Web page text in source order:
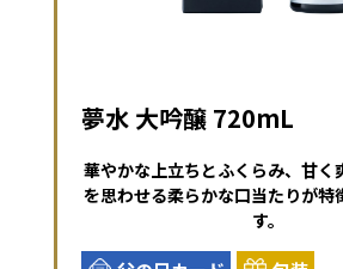
夢水 大吟醸 720mL
華やかな上立ちとふくらみ、甘く
を思わせる柔らかな口当たりが特
す。